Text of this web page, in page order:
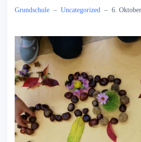
Grundschule – Uncategorized – 6.